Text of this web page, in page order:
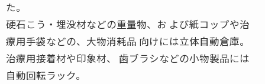
た。
硬石こう・埋没材などの重量物、お よび紙コップや治
療用手袋などの、大物消耗品 向けには立体自動倉庫。
治療用接着材や印象材、 歯ブラシなどの小物製品には
自動回転ラック。